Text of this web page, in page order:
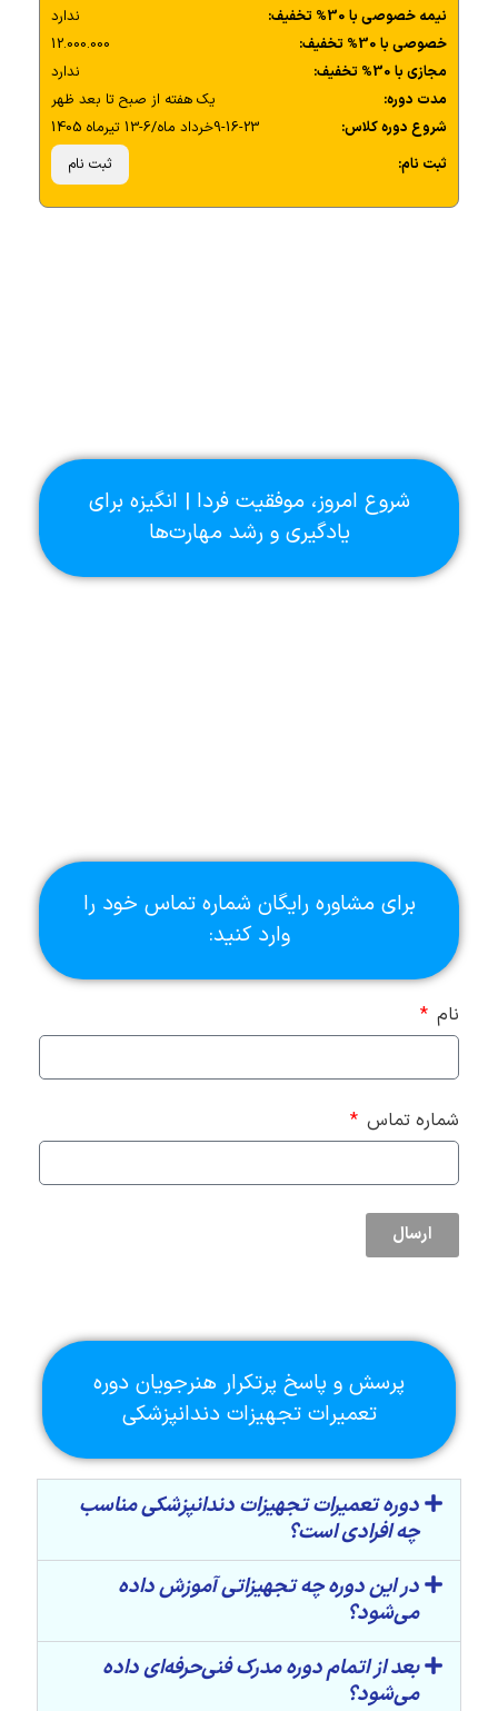
نیمه خصوصی با 30% تخفیف:
ندارد
خصوصی با 30% تخفیف:
12.000.000
مجازی با 30% تخفیف:
ندارد
مدت دوره:
یک هفته از صبح تا بعد ظهر
شروع دوره کلاس:
9-16-23خرداد ماه/6-13 تیرماه 1405
ثبت نام:
ثبت نام
شروع امروز، موفقیت فردا | انگیزه برای
یادگیری و رشد مهارت‌ها
برای مشاوره رایگان شماره تماس خود را
وارد کنید:
نام
شماره تماس
ارسال
پرسش و پاسخ پرتکرار هنرجویان دوره
تعمیرات تجهیزات دندانپزشکی
دوره تعمیرات تجهیزات دندانپزشکی مناسب
چه افرادی است؟
در این دوره چه تجهیزاتی آموزش داده
می‌شود؟
بعد از اتمام دوره مدرک فنی‌حرفه‌ای داده
می‌شود؟